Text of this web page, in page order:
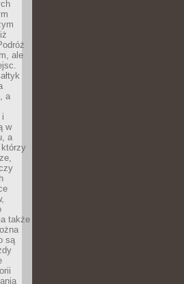
ale
a
i
w
a
którzy
także
są